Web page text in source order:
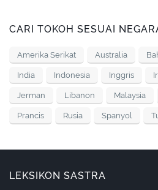
CARI TOKOH SESUAI
Amerika Serikat Australia
India Indonesia Inggris
Jerman Libanon Malaysia
Prancis Rusia Spanyol
LEKSIKON SASTRA